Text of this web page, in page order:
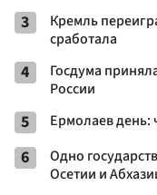
3
Кремль
сработала
4
Госдума
России
5 Ермолаев день:
6
Одно
Осетии и